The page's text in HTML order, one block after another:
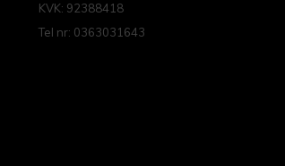
KVK: 92388418
Tel nr: 0363031643